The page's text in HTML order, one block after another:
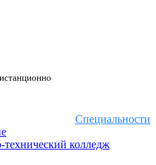
Специальности